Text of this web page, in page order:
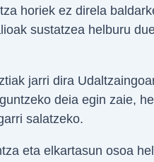
horiek ez direla
sustatzea helburu
jarri dira
deia egin zaie,
salatzeko.
eta elkartasun osoa